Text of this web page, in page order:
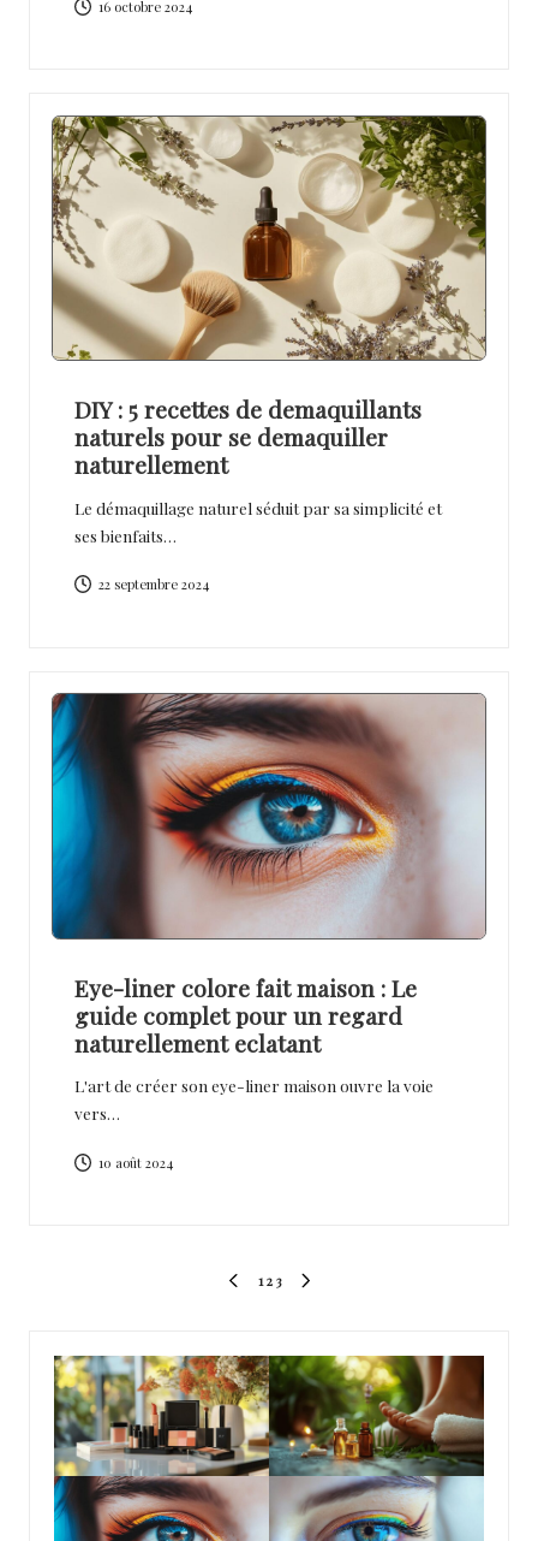
16 octobre 2024
DIY : 5 recettes de demaquillants
naturels pour se demaquiller
naturellement
Le démaquillage naturel séduit par sa simplicité et
ses bienfaits…
22 septembre 2024
Eye-liner colore fait maison : Le
guide complet pour un regard
naturellement eclatant
L'art de créer son eye-liner maison ouvre la voie
vers…
10 août 2024
publications
PREVIOUS
1 2 3